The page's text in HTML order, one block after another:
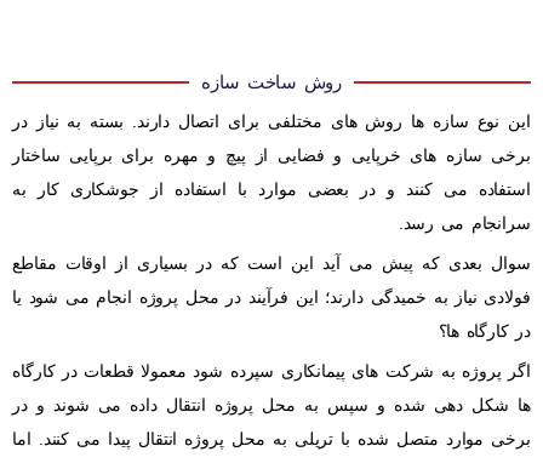
روش ساخت سازه
این نوع سازه ها روش های مختلفی برای اتصال دارند. بسته به نیاز در
برخی سازه های خرپایی و فضایی از پیچ و مهره برای برپایی ساختار
استفاده می کنند و در بعضی موارد با استفاده از جوشکاری کار به
سرانجام می رسد.
سوال بعدی که پیش می آید این است که در بسیاری از اوقات مقاطع
فولادی نیاز به خمیدگی دارند؛ این فرآیند در محل پروژه انجام می شود یا
در کارگاه ها؟
اگر پروژه به شرکت های پیمانکاری سپرده شود معمولا قطعات در کارگاه
ها شکل دهی شده و سپس به محل پروژه انتقال داده می شوند و در
برخی موارد متصل شده با تریلی به محل پروژه انتقال پیدا می کنند. اما